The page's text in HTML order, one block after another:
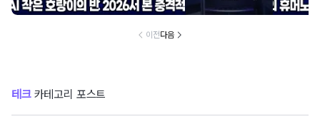
유!
AI의 미래
이전다음
테크카테고리 포스트